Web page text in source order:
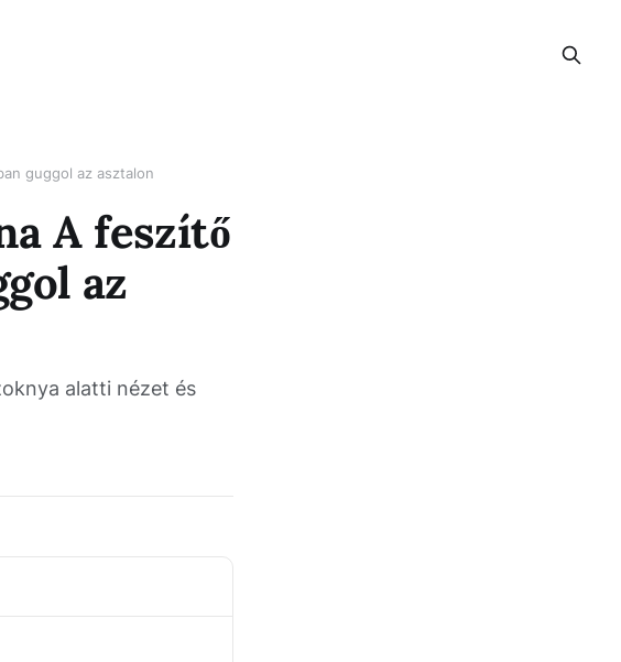
guggol az asztalon
A feszítő
az
alatti nézet és